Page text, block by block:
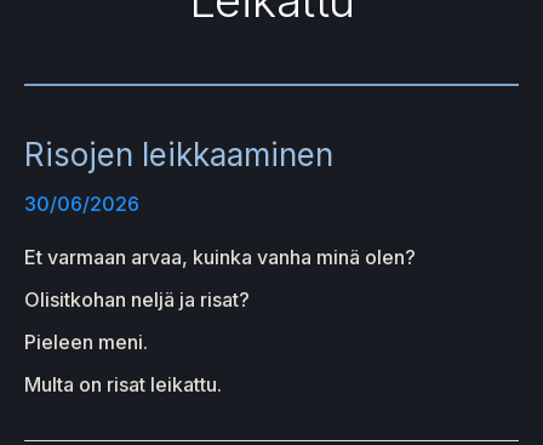
Risojen leikkaaminen
30/06/2026
Et varmaan arvaa, kuinka vanha minä olen?
Olisitkohan neljä ja risat?
Pieleen meni.
Multa on risat leikattu.